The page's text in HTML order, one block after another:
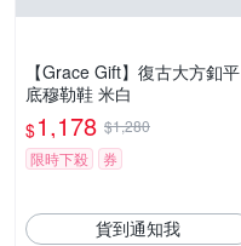
【Grace Gift】復古大方釦平
底穆勒鞋 米白
$1,178 $1,280
限時下殺
券
貨到通知我